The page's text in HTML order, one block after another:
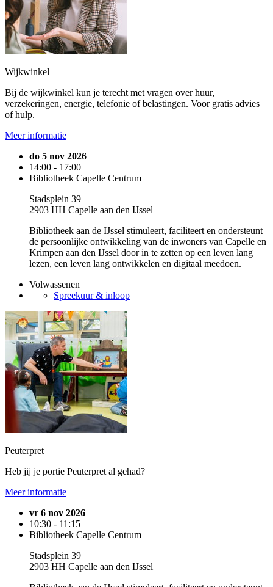
Wijkwinkel
Bij de wijkwinkel kun je terecht met vragen over huur,
verzekeringen, energie, telefonie of belastingen. Voor gratis advies
of hulp.
Meer informatie
do 5 nov 2026
14:00 - 17:00
Bibliotheek Capelle Centrum
Stadsplein 39
2903 HH Capelle aan den IJssel
Bibliotheek aan de IJssel stimuleert, faciliteert en ondersteunt
de persoonlijke ontwikkeling van de inwoners van Capelle en
Krimpen aan den IJssel door in te zetten op een leven lang
lezen, een leven lang ontwikkelen en digitaal meedoen.
Volwassenen
Spreekuur & inloop
Peuterpret
Heb jij je portie Peuterpret al gehad?
Meer informatie
vr 6 nov 2026
10:30 - 11:15
Bibliotheek Capelle Centrum
Stadsplein 39
2903 HH Capelle aan den IJssel